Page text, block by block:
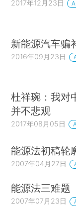
2017年12月23日
新能源汽车骗
2016年09月23日
杜祥琬：我对
并不悲观
2017年08月05日
能源法初稿轮
2007年04月27日
能源法三难题
2007年07月23日